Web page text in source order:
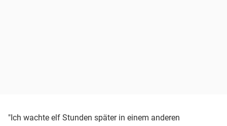
"Ich wachte elf Stunden später in einem anderen